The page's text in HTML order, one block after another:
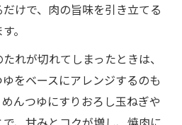
けで、肉の旨味を引き立てる
。
れが切れてしまったときは、
をベースにアレンジするのも
んつゆにすりおろし玉ねぎや